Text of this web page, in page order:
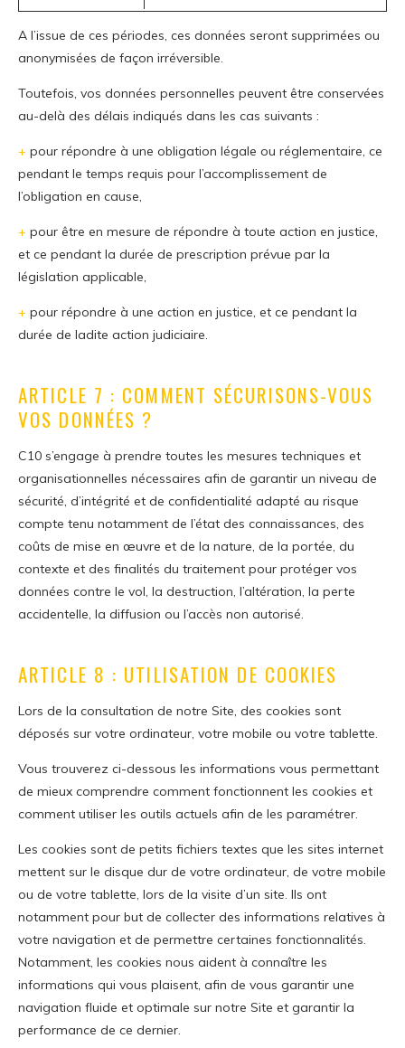
A l’issue de ces périodes, ces données seront supprimées ou
anonymisées de façon irréversible.
Toutefois, vos données personnelles peuvent être conservées
au-delà des délais indiqués dans les cas suivants :
+ pour répondre à une obligation légale ou réglementaire, ce
pendant le temps requis pour l’accomplissement de
l’obligation en cause,
+ pour être en mesure de répondre à toute action en justice,
et ce pendant la durée de prescription prévue par la
législation applicable,
+ pour répondre à une action en justice, et ce pendant la
durée de ladite action judiciaire.
ARTICLE 7 : COMMENT SÉCURISONS-VOUS
VOS DONNÉES ?
C10 s’engage à prendre toutes les mesures techniques et
organisationnelles nécessaires afin de garantir un niveau de
sécurité, d’intégrité et de confidentialité adapté au risque
compte tenu notamment de l’état des connaissances, des
coûts de mise en œuvre et de la nature, de la portée, du
contexte et des finalités du traitement pour protéger vos
données contre le vol, la destruction, l’altération, la perte
accidentelle, la diffusion ou l’accès non autorisé.
ARTICLE 8 : UTILISATION DE COOKIES
Lors de la consultation de notre Site, des cookies sont
déposés sur votre ordinateur, votre mobile ou votre tablette.
Vous trouverez ci-dessous les informations vous permettant
de mieux comprendre comment fonctionnent les cookies et
comment utiliser les outils actuels afin de les paramétrer.
Les cookies sont de petits fichiers textes que les sites internet
mettent sur le disque dur de votre ordinateur, de votre mobile
ou de votre tablette, lors de la visite d’un site. Ils ont
notamment pour but de collecter des informations relatives à
votre navigation et de permettre certaines fonctionnalités.
Notamment, les cookies nous aident à connaître les
informations qui vous plaisent, afin de vous garantir une
navigation fluide et optimale sur notre Site et garantir la
performance de ce dernier.